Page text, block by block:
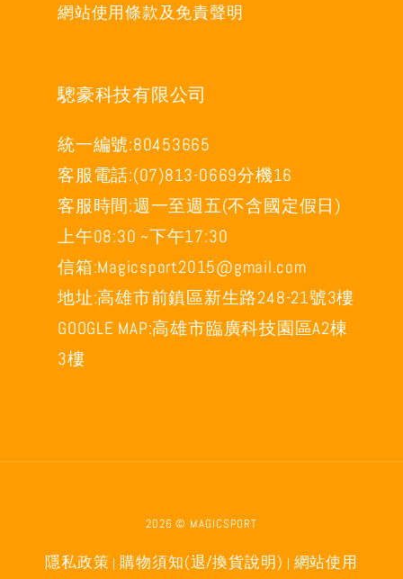
網站使用條款及免責聲明
驄豪科技有限公司
統一編號:80453665
客服電話:(07)813-0669分機16
客服時間:週一至週五(不含國定假日)
上午08:30 ~下午17:30
信箱:Magicsport2015@gmail.com
地址:高雄市前鎮區新生路248-21號3樓
GOOGLE MAP:高雄市臨廣科技園區A2棟
3樓
2026 © MAGICSPORT
隱私政策 | 購物須知(退/換貨說明) | 網站使用